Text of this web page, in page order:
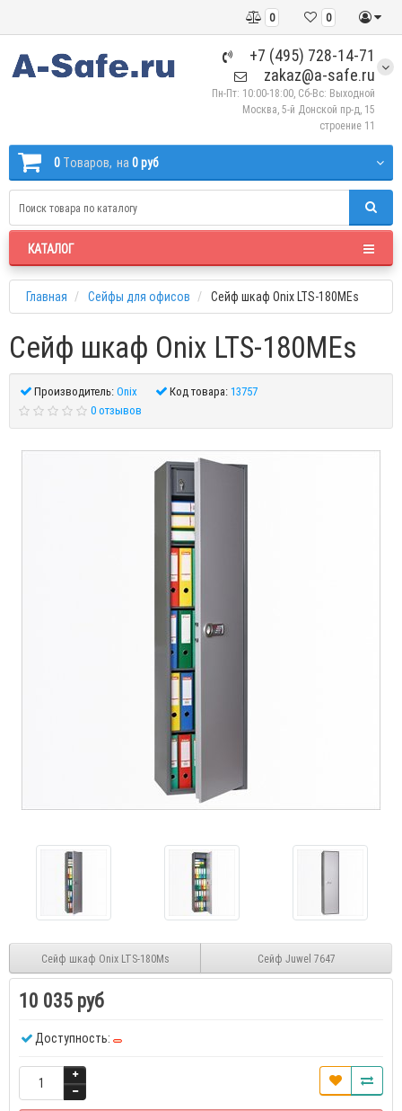
0
0
+7 (495) 728-14-71
zakaz@a-safe.ru
Пн-Пт: 10:00-18:00, Сб-Вс: Выходной
Москва, 5-й Донской пр-д, 15
строение 11
0 Tоваров, на 0 руб
КАТАЛОГ
Главная Сейфы для офисов Сейф шкаф Onix LTS-180MEs
Сейф шкаф Onix LTS-180MEs
Производитель:Onix Код товара:13757
0 отзывов
Сейф шкаф Onix LTS-180Ms Сейф Juwel 7647
10 035 руб
Доступность: